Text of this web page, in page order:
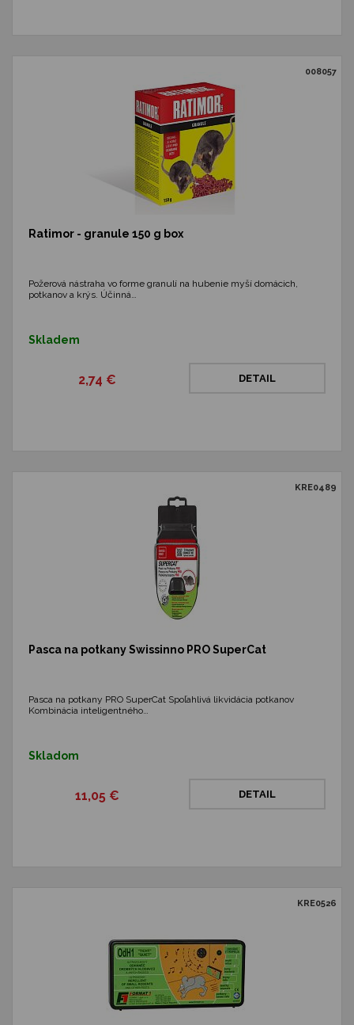
008057
Ratimor - granule 150 g box
Požerová nástraha vo forme granulí na hubenie myší domácich,
potkanov a krýs. Účinná…
Skladem
2,74 € DETAIL
KRE0489
Pasca na potkany Swissinno PRO SuperCat
Pasca na potkany PRO SuperCat Spoľahlivá likvidácia potkanov
Kombinácia inteligentného…
Skladom
11,05 € DETAIL
KRE0526